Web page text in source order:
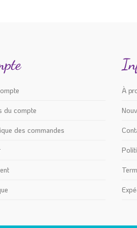
la
du
du compte
des commandes
À